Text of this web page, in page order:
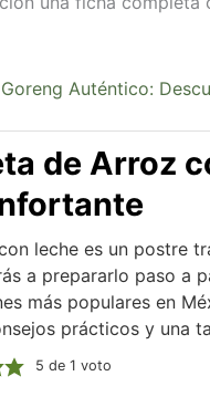
Auténtico:
de Arroz
leche es un postre
a prepararlo paso a
más populares en
prácticos y una
5 de 1 voto